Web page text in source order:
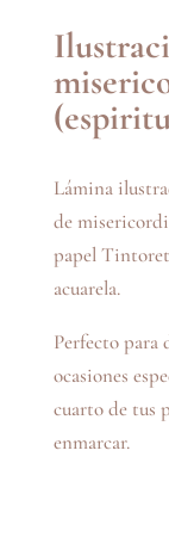
Lámina
de
papel
acuarela.
Perfecto para
ocasiones
cuarto de tus
enmarcar.